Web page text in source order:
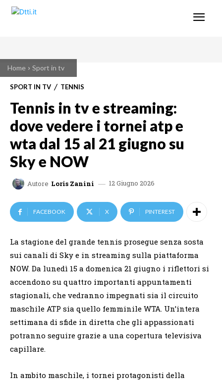
Home Sport in tv
SPORT IN TV TENNIS
Tennis in tv e streaming:
dove vedere i tornei atp e
wta dal 15 al 21 giugno su
Sky e NOW
Autore Loris Zanini 12 Giugno 2026
FACEBOOK X PINTEREST
La stagione del grande tennis prosegue senza sosta
sui canali di Sky e in streaming sulla piattaforma
NOW. Da lunedì 15 a domenica 21 giugno i riflettori si
accendono su quattro importanti appuntamenti
stagionali, che vedranno impegnati sia il circuito
maschile ATP sia quello femminile WTA. Un’intera
settimana di sfide in diretta che gli appassionati
potranno seguire grazie a una copertura televisiva
capillare.
In ambito maschile, i tornei protagonisti della